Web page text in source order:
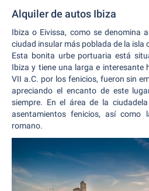
Alquiler de autos Ibiza
Ibiza o Eivissa, como se denomina
ciudad insular más poblada de la isla
Esta bonita urbe portuaria está
Ibiza y tiene una larga e interesante
VII a.C. por los fenicios, fueron sin
apreciando el encanto de este
siempre. En el área de la
asentamientos fenicios, así como
romano.